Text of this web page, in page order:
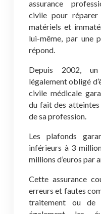
assurance
civile pour réparer
matériels et
lui-même, par une
répond.
Depuis 2002,
légalement obligé
civile médicale
du fait des atteintes
de sa profession.
Les plafonds
inférieurs à 3
millions d’euros par
Cette assurance
erreurs et fautes
traitement ou de